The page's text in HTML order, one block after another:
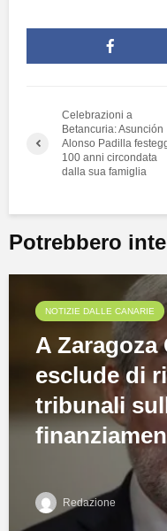
Celebrazioni a
Betancuria: Asunción
Alonso Padilla
100 anni circondata
dalla sua famiglia
Potrebbero
NOTIZIE DALLE CANARIE
A
esclude di
tribunali
Redazione